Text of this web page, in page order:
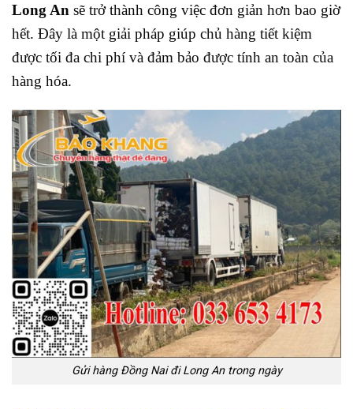
Long An sẽ trở thành công việc đơn giản hơn bao giờ
hết. Đây là một giải pháp giúp chủ hàng tiết kiệm
được tối đa chi phí và đảm bảo được tính an toàn của
hàng hóa.
Gửi hàng Đồng Nai đi Long An trong ngày